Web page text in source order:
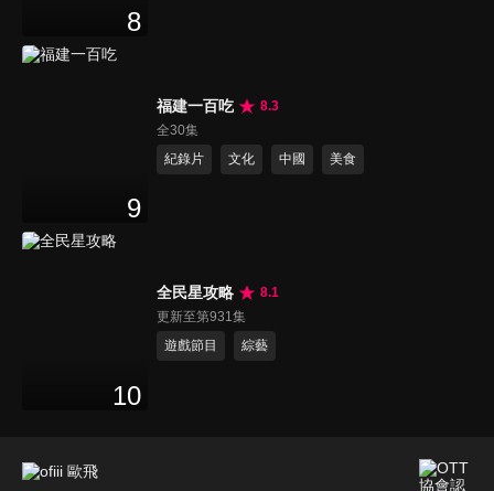
8
9
福建一百吃
8.3
全30集
紀錄片
文化 中國 美食
10
全民星攻略
8.1
更新至第931集
遊戲節目
綜藝